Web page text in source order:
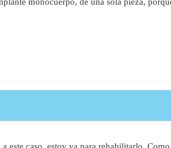
este caso ,estoy ya para rehabilitarlo.